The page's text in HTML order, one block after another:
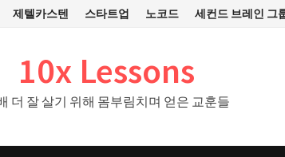
제텔카스텐 스타트업 노코드 세컨드 브레인 그
10x Lessons
더 잘 살기 위해 몸부림치며 얻은 교훈들